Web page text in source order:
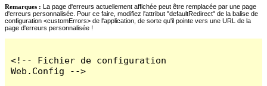
Remarques : La page d'erreurs actuellement affichée peut être remplacée par une page
d'erreurs personnalisée. Pour ce faire, modifiez l'attribut "defaultRedirect" de la balise de
configuration <customErrors> de l'application, de sorte qu'il pointe vers une URL de la
page d'erreurs personnalisée !
<!-- Fichier de configuration
Web.Config -->